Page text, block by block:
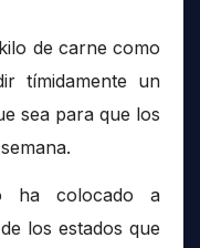
de carne como
tímidamente un
sea para que los
ha colocado a
los estados que